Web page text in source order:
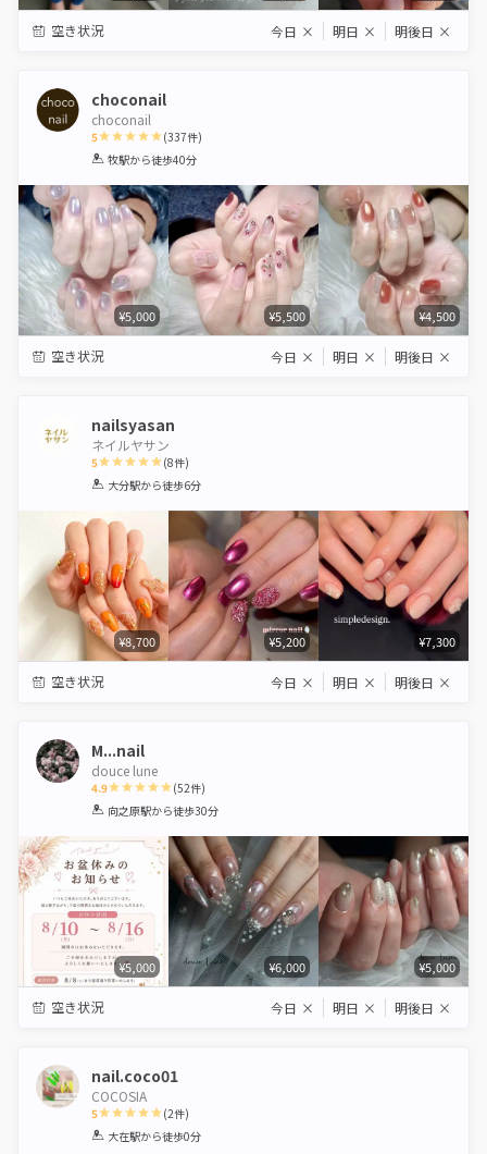
空き状況 今日 × 明日 × 明後日 ×
choconail
choconail
5
1 2 3 4 5
(337件)
牧駅から徒歩40分
¥5,000 ¥5,500 ¥4,500
空き状況 今日 × 明日 × 明後日 ×
nailsyasan
ネイルヤサン
5
1 2 3 4 5
(8件)
大分駅から徒歩6分
¥8,700 ¥5,200 ¥7,300
空き状況 今日 × 明日 × 明後日 ×
M...nail
douce lune
4.9
1 2 3 4 5
(52件)
向之原駅から徒歩30分
¥5,000 ¥6,000 ¥5,000
空き状況 今日 × 明日 × 明後日 ×
nail.coco01
COCOSIA
5
1 2 3 4 5
(2件)
大在駅から徒歩0分